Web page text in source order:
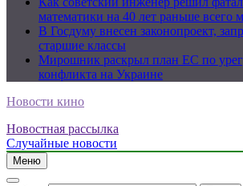
математики на 40 лет раньше всего
В Госдуму внесен законопроект,
старшие классы
Мирошник раскрыл план ЕС по
конфликта на Украине
Новости кино
Новостная рассылка
Случайные новости
Меню